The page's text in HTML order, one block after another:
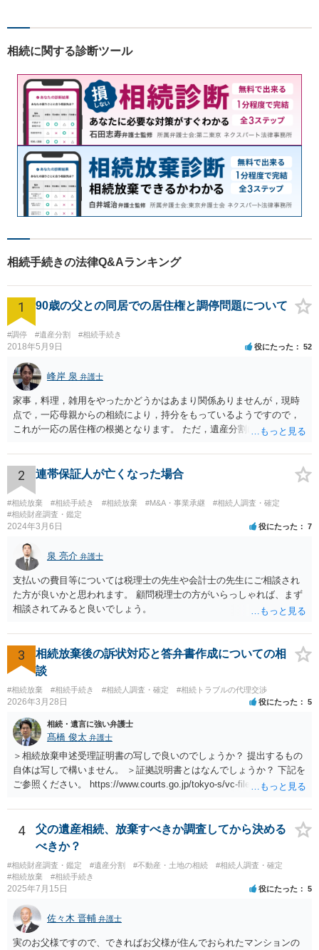
相続に関する診断ツール
相続手続きの法律Q&Aランキング
1 90歳の父との同居での居住権と調停問題について
#調停 #遺産分割 #相続手続き
2018年5月9日 役にたった 52
峰岸 泉 弁護士
家事，料理，雑用をやったかどうかはあまり関係ありませんが，現時
点で，一応母親からの相続により，持分をもっているようですので，
これが一応の居住権の根拠となります。 ただ，遺産分割により，母の
2 連帯保証人が亡くなった場合
#相続放棄 #相続手続き #相続放棄 #M&A・事業承継
#相続人調査・確定
#相続財産調査・鑑定
2024年3月6日 役にたった 7
泉 亮介 弁護士
支払いの費目等については税理士の先生や会計士の先生にご相談され
た方が良いかと思われます。 顧問税理士の方がいらっしゃれば、まず
相談されてみると良いでしょう。
3
相続放棄後の訴状対応と答弁書作成についての相
談
#相続放棄 #相続手続き #相続人調査・確定 #相続トラブルの代理交渉
2026年3月28日 役にたった 5
相続・遺言に強い弁護士
髙橋 俊太 弁護士
＞相続放棄申述受理証明書の写しで良いのでしょうか？ 提出するもの
自体は写しで構いません。 ＞証拠説明書とはなんでしょうか？ 下記を
ご参照ください。 https://www.courts.go.jp/tokyo-s/vc-files/tokyo-s/file/
4
父の遺産相続、放棄すべきか調査してから決める
べきか？
#相続財産調査・鑑定 #遺産分割 #不動産・土地の相続
#相続人調査・確定
#相続放棄
#相続手続き
2025年7月15日 役にたった 5
佐々木 晋輔 弁護士
実のお父様ですので、できればお父様が住んでおられたマンションの